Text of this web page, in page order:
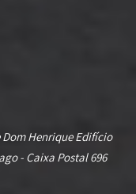
Dom Henrique Edifício
- Caixa Postal 696